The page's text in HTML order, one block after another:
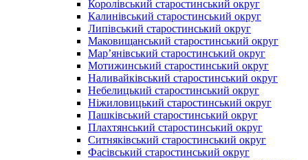
Королівський старостинський округ
Калинівський старостинський округ
Липівський старостинський округ
Маковищанський старостинський округ
Мар’янівський старостинський округ
Мотижинський старостинський округ
Наливайківський старостинський округ
Небелицький старостинський округ
Ніжиловицький старостинський округ
Пашківський старостинський округ
Плахтянський старостинський округ
Ситняківський старостинський округ
Фасівський старостинський округ